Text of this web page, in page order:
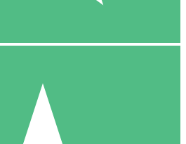
10 Téléchargements
20 00